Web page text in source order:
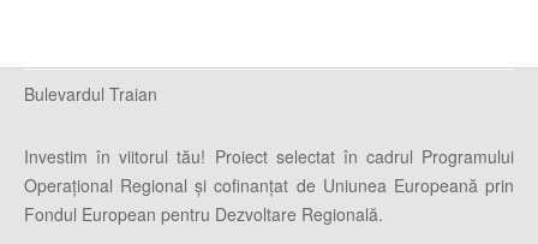
Bulevardul Traian
Investim în viitorul tău! Proiect selectat în cadrul Programului
Operaţional Regional şi cofinanţat de Uniunea Europeană prin
Fondul European pentru Dezvoltare Regională.